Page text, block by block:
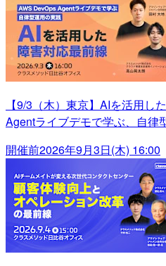
【9/3（木）東京】AIを活用し
Agentライブデモで学ぶ、自律
開催前2026年9月3日(木) 16:00